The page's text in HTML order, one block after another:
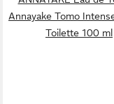
Annayake Tomo
Toilette 100 ml